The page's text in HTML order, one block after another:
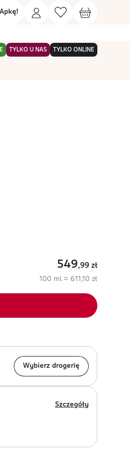
TYLKO U NAS TYLKO ONLINE
549,99 zł
100 ml = 611,10 zł
Wybierz drogerię
Szczegóły